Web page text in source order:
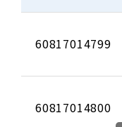
60817014799
60817014800